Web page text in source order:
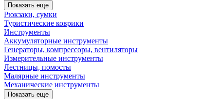
Показать еще
Рюкзаки, сумки
Туристические коврики
Инструменты
Аккумуляторные инструменты
Генераторы, компрессоры, вентиляторы
Измерительные инструменты
Лестницы, помосты
Малярные инструменты
Механические инструменты
Показать еще